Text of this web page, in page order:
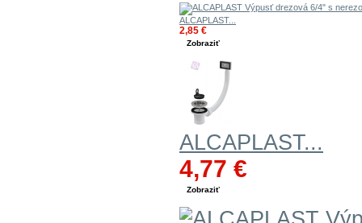
ALCAPLAST...
2,85 €
Zobraziť
ALCAPLAST...
4,77 €
Zobraziť